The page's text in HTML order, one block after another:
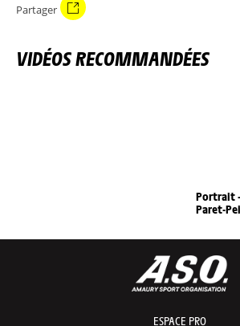
Partager
VIDÉOS RECOMMANDÉES
Portrait
Paret-
ESPACE PRO